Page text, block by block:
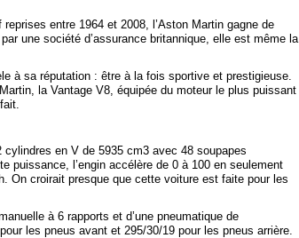
entre 1964 et 2008, l’Aston Martin gagne de
une société d’assurance britannique, elle est même la
à sa réputation : être à la fois sportive et prestigieuse.
la Vantage V8, équipée du moteur le plus puissant
cylindres en V de 5935 cm3 avec 48 soupapes
puissance, l’engin accélère de 0 à 100 en seulement
On croirait presque que cette voiture est faite pour les
à 6 rapports et d’une pneumatique de
les pneus avant et 295/30/19 pour les pneus arrière.